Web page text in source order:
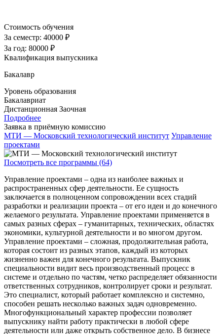
Стоимость обучения
За семестр: 40000 ₽
За год: 80000 ₽
Квалификация выпускника
Бакалавр
Уровень образования
Бакалавриат
Дистанционная Заочная
Подробнее
Заявка в приёмную комиссию
МТИ — Московский технологический институт Управление
проектами
Посмотреть все программы (64)
Управление проектами – одна из наиболее важных и
распространенных сфер деятельности. Ее сущность
заключается в полноценном сопровождении всех стадий
разработки и реализации проекта – от его идеи и до конечного
желаемого результата. Управление проектами применяется в
самых разных сферах – гуманитарных, технических, областях
экономики, культурной деятельности и во многом другом.
Управление проектами – сложная, продолжительная работа,
которая состоит из разных этапов, каждый из которых
жизненно важен для конечного результата. Выпускник
специальности видит весь производственный процесс в
системе и отдельно по частям, четко распределяет обязанности
ответственных сотрудников, контролирует сроки и результат.
Это специалист, который работает комплексно и системно,
способен решать несколько важных задач одновременно.
Многофункциональный характер профессии позволяет
выпускнику найти работу практически в любой сфере
деятельности или даже открыть собственное дело. В бизнесе